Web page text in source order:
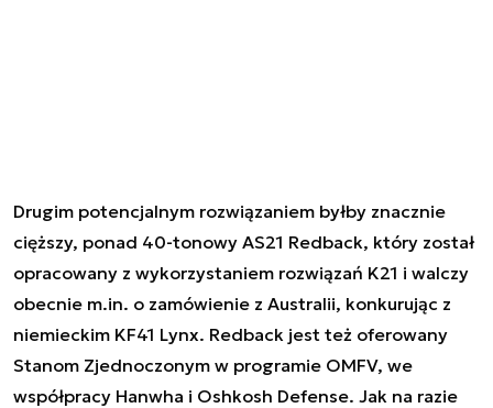
Drugim potencjalnym rozwiązaniem byłby znacznie
cięższy, ponad 40-tonowy AS21 Redback, który został
opracowany z wykorzystaniem rozwiązań K21 i walczy
obecnie m.in. o zamówienie z Australii, konkurując z
niemieckim KF41 Lynx. Redback jest też oferowany
Stanom Zjednoczonym w programie OMFV, we
współpracy Hanwha i Oshkosh Defense. Jak na razie